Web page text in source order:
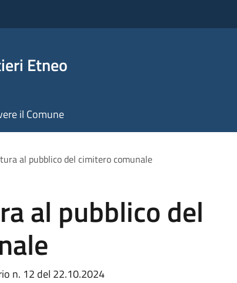
Etneo
il Comune
al pubblico del cimitero comunale
al pubblico del
n. 12 del 22.10.2024